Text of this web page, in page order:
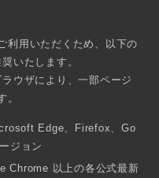
利用いただくため、以下の
いたします。
ウザにより、一部ページ
。
Edge、Firefox、Go
ジョン
Chrome 以上の各公式最新